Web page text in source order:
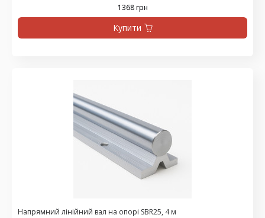
1368 грн
Купити
Напрямний лінійний вал на опорі SBR25, 4 м